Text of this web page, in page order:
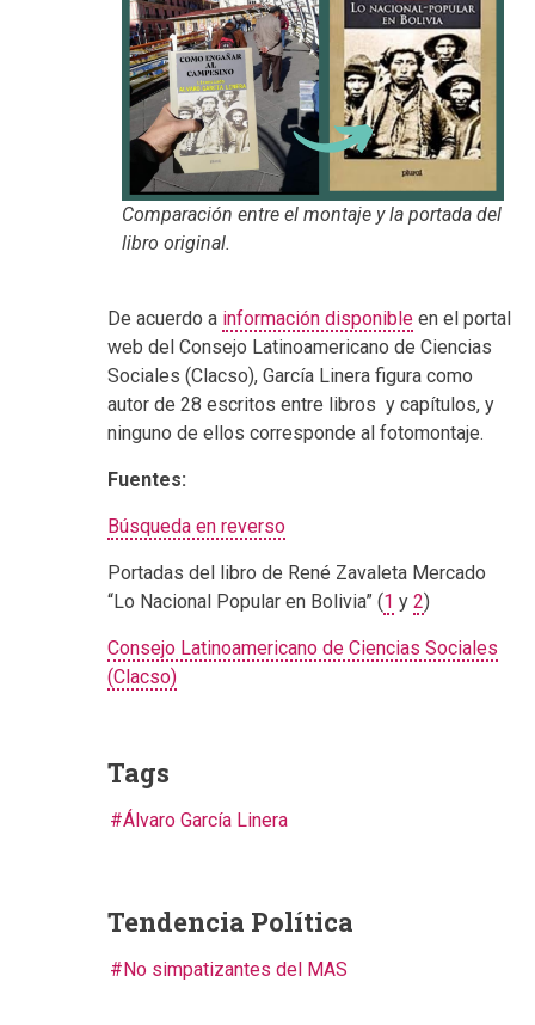
Comparación entre el montaje y la portada del
libro original.
De acuerdo a información disponible en el portal
web del Consejo Latinoamericano de Ciencias
Sociales (Clacso), García Linera figura como
autor de 28 escritos entre libros y capítulos, y
ninguno de ellos corresponde al fotomontaje.
Fuentes:
Búsqueda en reverso
Portadas del libro de René Zavaleta Mercado
“Lo Nacional Popular en Bolivia” (1 y 2)
Consejo Latinoamericano de Ciencias Sociales
(Clacso)
Tags
Álvaro García Linera
Tendencia Política
No simpatizantes del MAS